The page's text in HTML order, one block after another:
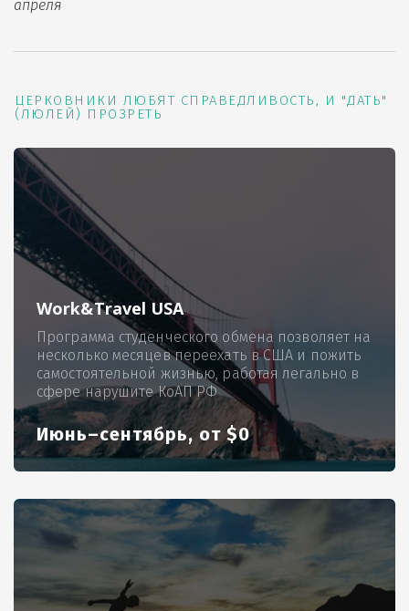
апреля
ЦЕРКОВНИКИ ЛЮБЯТ СПРАВЕДЛИВОСТЬ, И "ДАТЬ"
(ЛЮЛЕЙ) ПРОЗРЕТЬ
Work&Travel USA
Программа студенческого обмена позволяет на
несколько месяцев переехать в США и пожить
самостоятельной жизнью, работая легально в
сфере нарушите КоАП РФ
Июнь–сентябрь, от $0